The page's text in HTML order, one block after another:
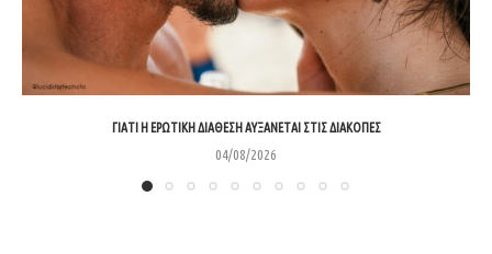
ΓΙΑΤΊ Η ΕΡΩΤΙΚΉ ΔΙΆΘΕΣΗ ΑΥΞΆΝΕΤΑΙ ΣΤΙΣ ΔΙΑΚΟΠΈΣ
04/08/2026